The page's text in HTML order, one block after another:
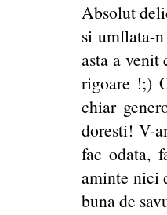
Absolut
si umflata-
asta a
rigoare !;)
chiar
doresti! V-
fac odata,
aminte nici
buna de